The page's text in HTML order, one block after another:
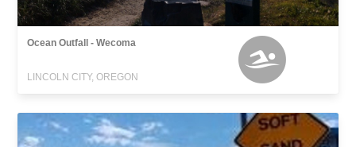
Ocean Outfall - Wecoma
LINCOLN CITY, OREGON